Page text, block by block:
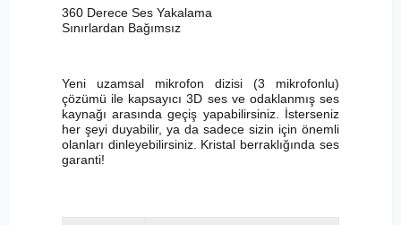
360 Derece Ses Yakalama
Sınırlardan Bağımsız
Yeni uzamsal mikrofon dizisi (3 mikrofonlu)
çözümü ile kapsayıcı 3D ses ve odaklanmış ses
kaynağı arasında geçiş yapabilirsiniz. İsterseniz
her şeyi duyabilir, ya da sadece sizin için önemli
olanları dinleyebilirsiniz. Kristal berraklığında ses
garanti!